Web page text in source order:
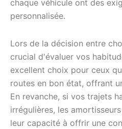
chaque véhicule ont des
personnalisée.
Lors de la décision entre
crucial d'évaluer vos
excellent choix pour ceux
routes en bon état, offrant
En revanche, si vos trajets
irrégulières, les
leur capacité à offrir une